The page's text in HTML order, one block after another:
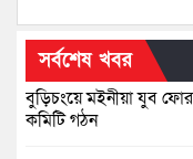
সর্বশেষ খবর
বুড়িচংয়ে মইনীয়া যুব
কমিটি গঠন